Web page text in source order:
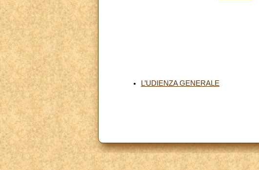
L’UDIENZA GENERALE